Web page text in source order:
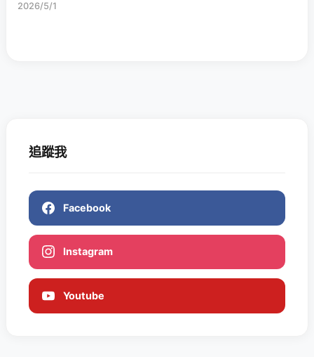
2026/5/1
追蹤我
Facebook
Instagram
Youtube